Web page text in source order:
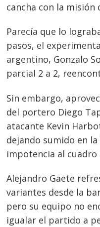
cancha con la
Parecía que lo
pasos, el
argentino, Gonzalo
parcial 2 a 2,
Sin embargo,
del portero Diego
atacante Kevin
dejando sumido en
impotencia al
Alejandro Gaete
variantes desde la
pero su equipo no
igualar el partido a
Navegación
de
entradas